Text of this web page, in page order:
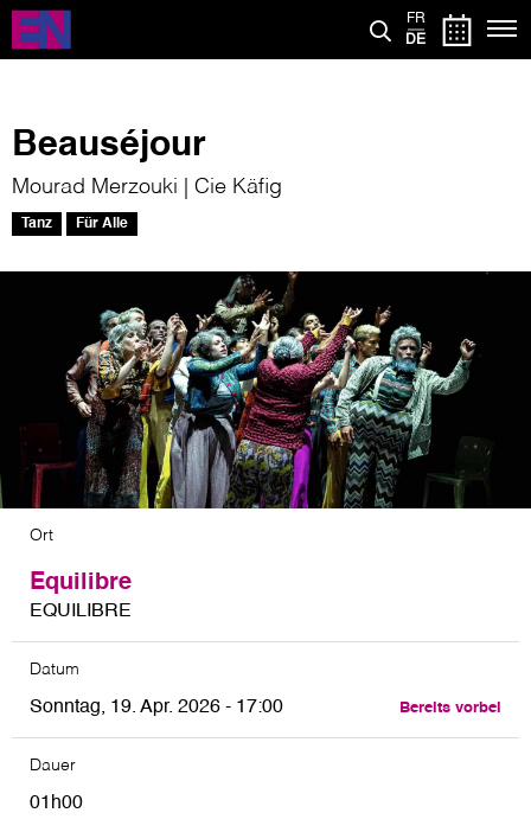
Direkt
zum
Inhalt
FR
DE
Beauséjour
Mourad Merzouki | Cie Käfig
Tanz Für Alle
Ort
Equilibre
EQUILIBRE
Datum
Sonntag, 19. Apr. 2026 - 17:00 Bereits vorbei
Dauer
01h00